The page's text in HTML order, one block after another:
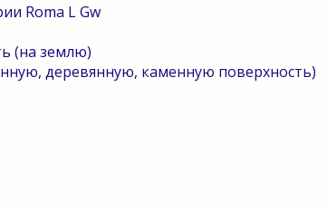
Roma LGw
(на землю)
деревянную, каменную поверхность)